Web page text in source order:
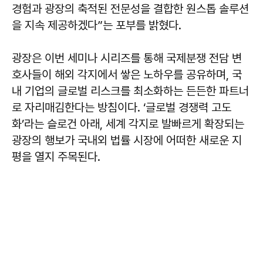
경험과 광장의 축적된 전문성을 결합한 원스톱 솔루션
을 지속 제공하겠다”는 포부를 밝혔다.
광장은 이번 세미나 시리즈를 통해 국제분쟁 전담 변
호사들이 해외 각지에서 쌓은 노하우를 공유하며, 국
내 기업의 글로벌 리스크를 최소화하는 든든한 파트너
로 자리매김한다는 방침이다. ‘글로벌 경쟁력 고도
화’라는 슬로건 아래, 세계 각지로 발빠르게 확장되는
광장의 행보가 국내외 법률 시장에 어떠한 새로운 지
평을 열지 주목된다.